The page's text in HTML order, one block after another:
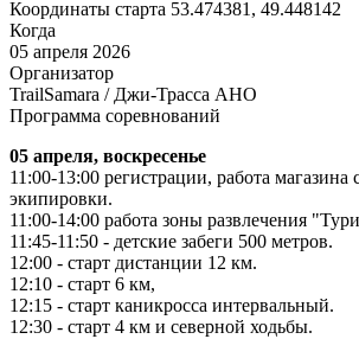
Координаты старта 53.474381, 49.448142
Когда
05 апреля 2026
Организатор
TrailSamara / Джи-Трасса АНО
Программа соревнований
05 апреля, воскресенье
11:00-13:00 регистрации, работа магазина
экипировки.
11:00-14:00 работа зоны развлечения
11:45-11:50 - детские забеги 500 метров.
12:00 - старт дистанции 12 км.
12:10 - старт 6 км,
12:15 - старт каникросса интервальный.
12:30 - старт 4 км и северной ходьбы.